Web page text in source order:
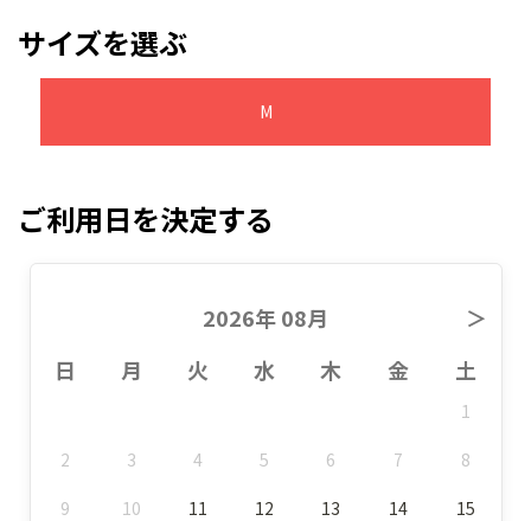
サイズを選ぶ
M
ご利用日を決定する
2026年 08月
＞
日
月 火 水 木 金 土
1
2 3 4 5 6 7 8
9 10 11 12 13 14 15